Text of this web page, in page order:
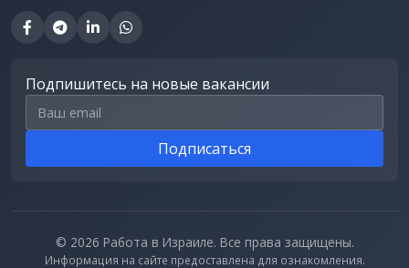
Подпишитесь на новые вакансии
Email для подписки
Подписаться
© 2026 Работа в Израиле. Все права защищены.
Информация на сайте предоставлена для ознакомления.